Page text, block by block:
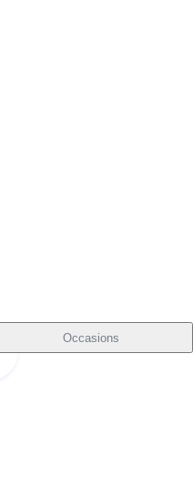
Occasions